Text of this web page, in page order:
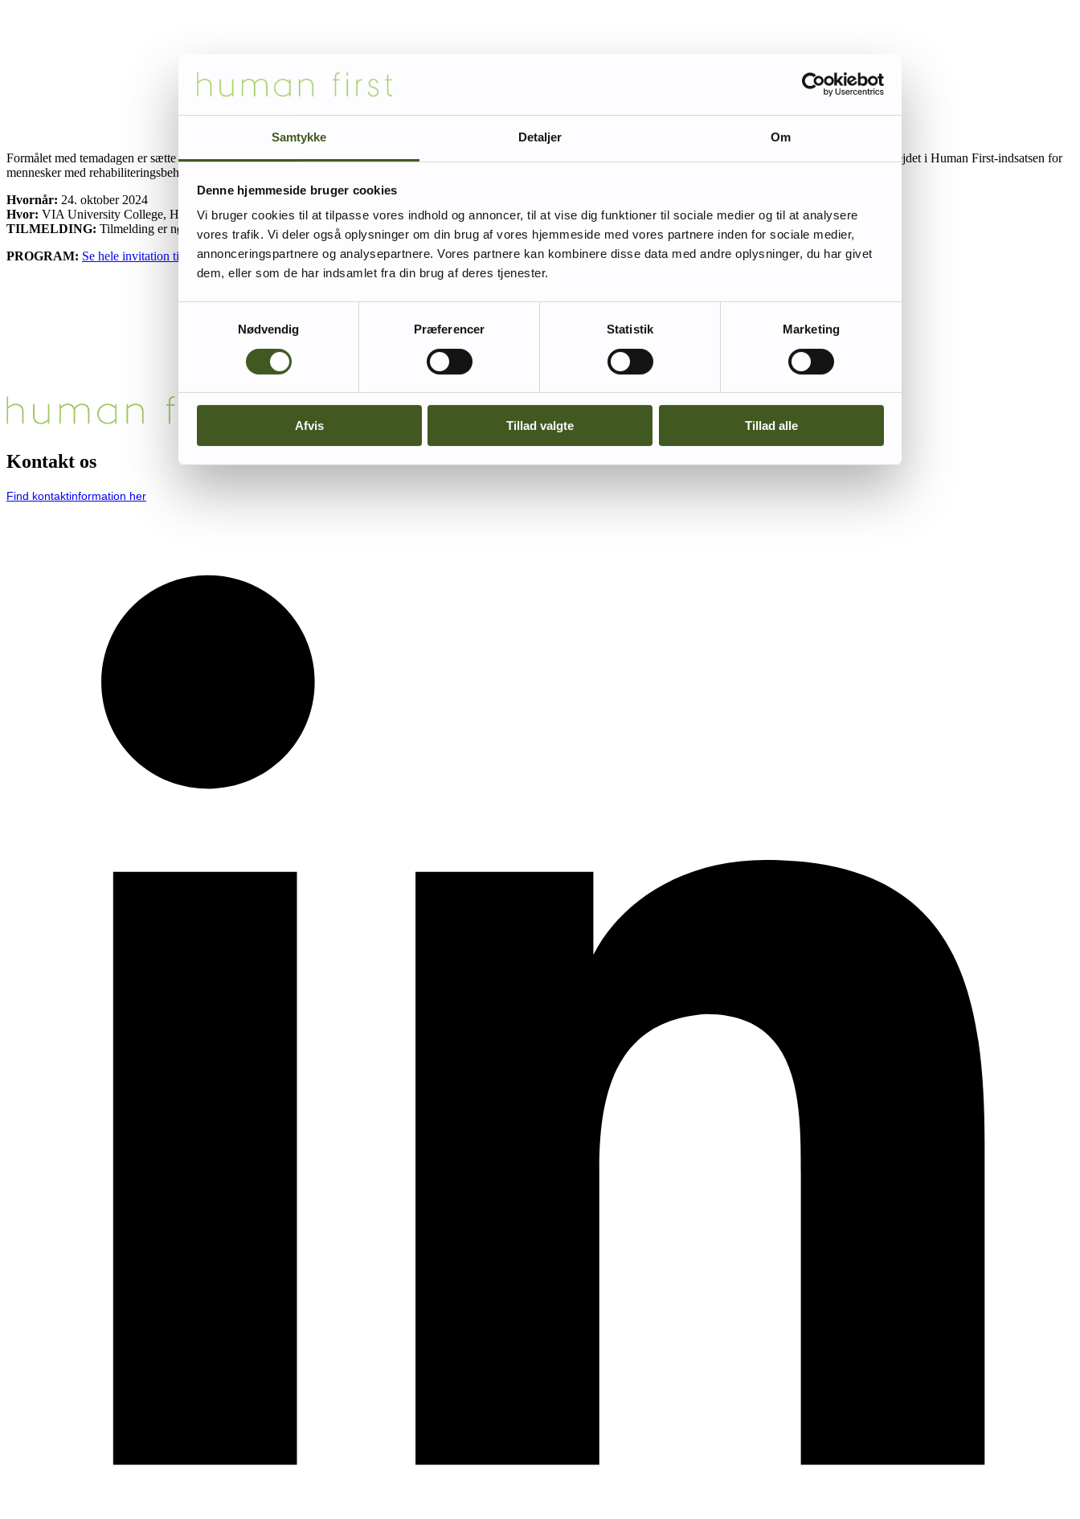
Samtykke Detaljer Om
Denne hjemmeside bruger cookies
Vi bruger cookies til at tilpasse vores indhold og annoncer, til at vise dig funktioner til sociale medier og til at analysere
vores trafik. Vi deler også oplysninger om din brug af vores hjemmeside med vores partnere inden for sociale medier,
annonceringspartnere og analysepartnere. Vores partnere kan kombinere disse data med andre oplysninger, du har givet
dem, eller som de har indsamlet fra din brug af deres tjenester.
Nødvendig
Præferencer Statistik Marketing
Afvis Tillad valgte Tillad alle
Formålet med temadagen er sætte fokus på emnerne ”relationel koordinering” og ”ledelsesforankring” i forhold til tværsektorielle indsatser – med afsæt i erfaringerne fra samarbejdet i Human First-indsatsen for
mennesker med rehabiliteringsbehov.
Hvornår: 24. oktober 2024
Hvor: VIA University College, Hedeager 2, 8200 Aarhus N, Gæstekantinen.
TILMELDING: Tilmelding er nødvendigt, og pladser tildeles efter først til mølle-princip. Tilmelding er igennem Plan2Learn
PROGRAM: Se hele invitation til temadagen inkl. program her.
Kontakt os
Find kontaktinformation her